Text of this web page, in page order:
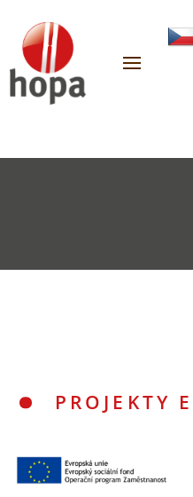
PROJEKTY